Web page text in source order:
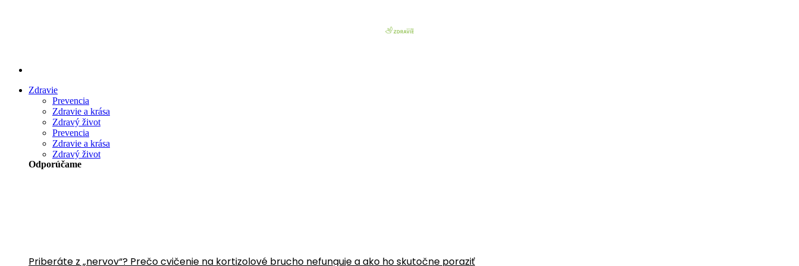
Zdravie
Prevencia
Zdravie a krása
Zdravý život
Prevencia
Zdravie a krása
Zdravý život
Odporúčame
Priberáte z „nervov“? Prečo cvičenie na kortizolové brucho nefunguje a ako ho skutočne poraziť